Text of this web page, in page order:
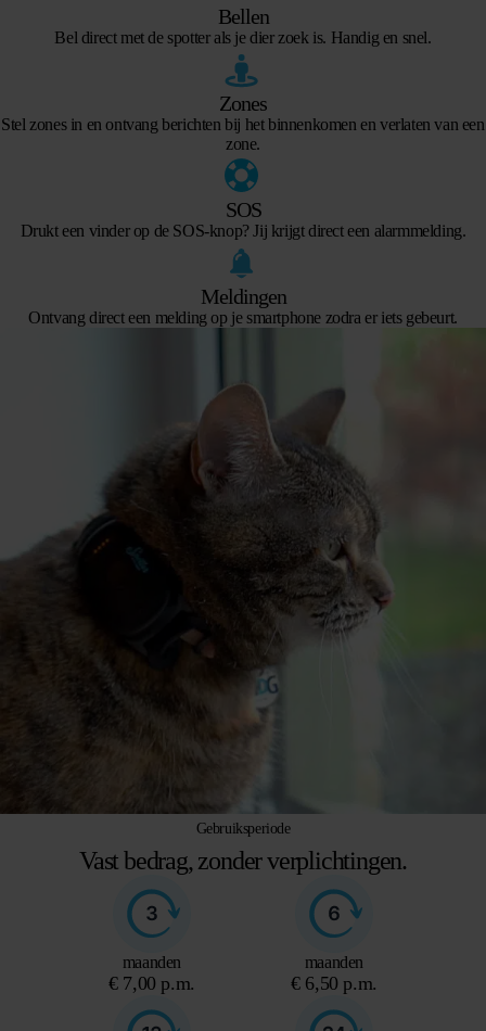
Bellen
Bel direct met de spotter als je dier zoek is. Handig en snel.
Zones
Stel zones in en ontvang berichten bij het binnenkomen en verlaten van een
zone.
SOS
Drukt een vinder op de SOS-knop? Jij krijgt direct een alarmmelding.
Meldingen
Ontvang direct een melding op je smartphone zodra er iets gebeurt.
Gebruiksperiode
Vast bedrag, zonder verplichtingen.
maanden
€ 7,00 p.m.
maanden
€ 6,50 p.m.